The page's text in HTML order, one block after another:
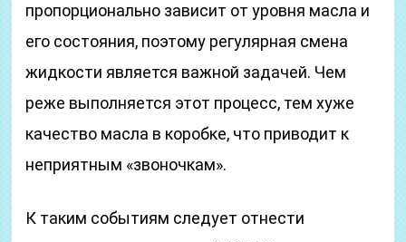
пропорционально зависит от уровня масла и
его состояния, поэтому регулярная смена
жидкости является важной задачей. Чем
реже выполняется этот процесс, тем хуже
качество масла в коробке, что приводит к
неприятным «звоночкам».
К таким событиям следует отнести